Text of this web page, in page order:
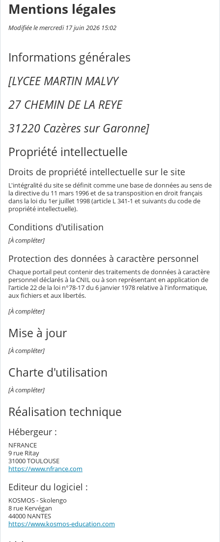
Mentions légales
Modifiée le mercredi 17 juin 2026 15:02
Informations générales
[LYCEE MARTIN MALVY
27 CHEMIN DE LA REYE
31220 Cazères sur Garonne]
Propriété intellectuelle
Droits de propriété intellectuelle sur le site
L'intégralité du site se définit comme une base de données au sens de
la directive du 11 mars 1996 et de sa transposition en droit français
dans la loi du 1er juillet 1998 (article L 341-1 et suivants du code de
propriété intellectuelle).
Conditions d'utilisation
[À compléter]
Protection des données à caractère personnel
Chaque portail peut contenir des traitements de données à caractère
personnel déclarés à la CNIL ou à son représentant en application de
l'article 22 de la loi n°78-17 du 6 janvier 1978 relative à l'informatique,
aux fichiers et aux libertés.
[À compléter]
Mise à jour
[À compléter]
Charte d'utilisation
[À compléter]
Réalisation technique
Hébergeur :
NFRANCE
9 rue Ritay
31000 TOULOUSE
https://www.nfrance.com
Editeur du logiciel :
KOSMOS - Skolengo
8 rue Kervégan
44000 NANTES
https://www.kosmos-education.com